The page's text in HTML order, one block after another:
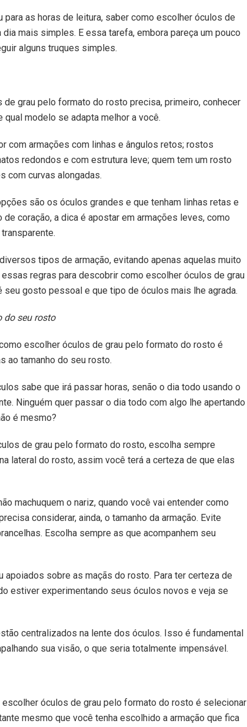
para as horas de leitura, saber como escolher óculos de
mais simples. E essa tarefa, embora pareça um pouco
alguns truques simples.
grau pelo formato do rosto precisa, primeiro, conhecer
modelo se adapta melhor a você.
com armações com linhas e ângulos retos; rostos
redondos e com estrutura leve; quem tem um rosto
com curvas alongadas.
são os óculos grandes e que tenham linhas retas e
coração, a dica é apostar em armações leves, como
tipos de armação, evitando apenas aquelas muito
regras para descobrir como escolher óculos de grau
gosto pessoal e que tipo de óculos mais lhe agrada.
do seu rosto
escolher óculos de grau pelo formato do rosto é
ao tamanho do seu rosto.
sabe que irá passar horas, senão o dia todo usando o
Ninguém quer passar o dia todo com algo lhe apertando
é mesmo?
de grau pelo formato do rosto, escolha sempre
lateral do rosto, assim você terá a certeza de que elas
machuquem o nariz, quando você vai entender como
considerar, ainda, o tamanho da armação. Evite
Escolha sempre as que acompanhem seu
apoiados sobre as maçãs do rosto. Para ter certeza de
estiver experimentando seus óculos novos e veja se
centralizados na lente dos óculos. Isso é fundamental
sua visão, o que seria totalmente impensável.
óculos de grau pelo formato do rosto é selecionar
mesmo que você tenha escolhido a armação que fica